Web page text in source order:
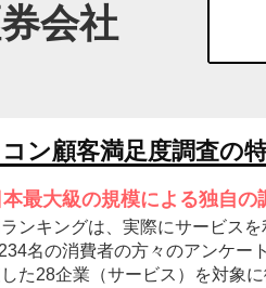
会社
ン顧客満足度調査の
本最大級の規模による独自の
ランキングは、実際にサービスを
名の消費者の方々のアンケー
た28企業（サービス）を対象